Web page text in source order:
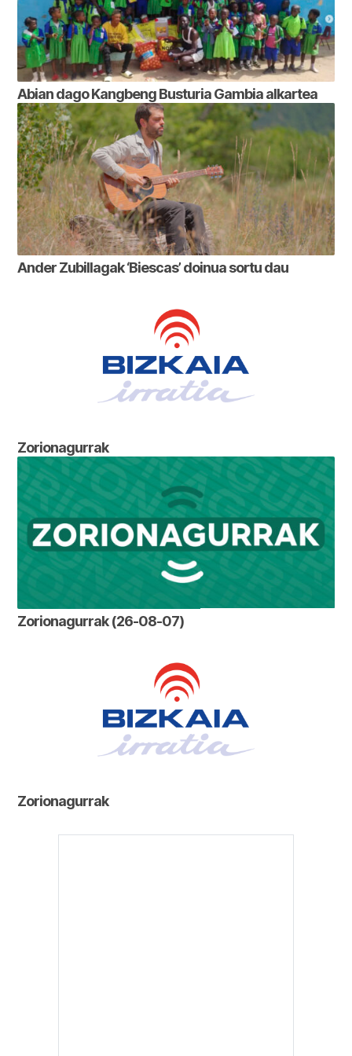
Abian dago Kangbeng Busturia Gambia alkartea
Ander Zubillagak ‘Biescas’ doinua sortu dau
Zorionagurrak
Zorionagurrak (26-08-07)
Zorionagurrak